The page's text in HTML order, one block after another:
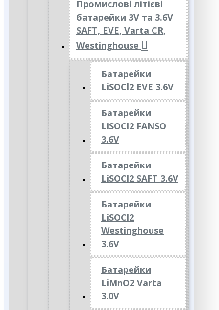
Промислові літієві
батарейки 3V та 3.6V
SAFT, EVE, Varta CR,
Westinghouse
Батарейки
LiSOCl2 EVE 3.6V
Батарейки
LiSOCl2 FANSO
3.6V
Батарейки
LiSOCl2 SAFT 3.6V
Батарейки
LiSOCl2
Westinghouse
3.6V
Батарейки
LiMnO2 Varta
3.0V